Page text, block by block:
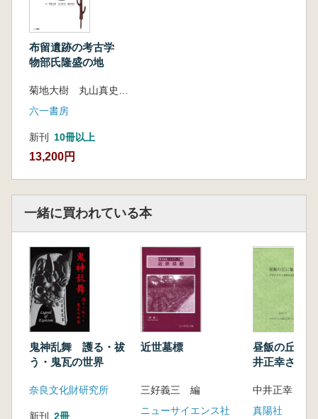
は大きな成果です。(編集後記より抜粋)
【目次】
が「大和布留遺跡における歴史的景観の復元」
です
1 大和布留遺跡における歴史的景観の復元
表 池田保信
2.調査の概要 池田
3.地形の復元 池田
4.布留遺跡の概要 池田
5.布留遺跡を中心とする縄文時代の遺跡動
態 岡田憲一・小泉翔太・石田由紀子
7.土器からみた古墳出現期の布留川流域 山
本亮
8.布留遺跡周辺の古墳群 石田大輔
9.布留遺跡の古墳時代集落 中久保辰夫
10.布留遺跡の刀剣装具生産について 三好
裕太郎
11.古代における布留遺跡とその周辺遺跡の
様相 木村理恵
※紀要から除かれた部分(本商品には収録が無
布留遺跡の考古学
物部氏隆盛の地
菊地大樹 丸山真史 池田保信 編
六一書房
新刊 10冊以上
13,200円
一緒に買われている本
鬼神乱舞 護る・祓
う・鬼瓦の世界
奈良文化財研究所
新刊 2冊
近世墓標
三好義三 編
ニューサイエンス社
昼飯の丘に
井正幸さん
真陽社